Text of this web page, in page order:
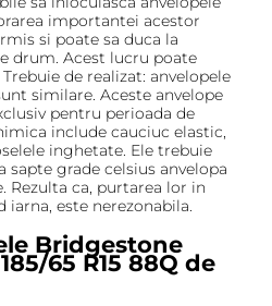
importantei acestor
si poate sa duca la
drum. Acest lucru poate
de realizat: anvelopele
similare. Aceste anvelope
pentru perioada de
include cauciuc elastic,
inghetate. Ele trebuie
sapte grade celsius anvelopa
Rezulta ca, purtarea lor in
iarna, este nerezonabila.
Bridgestone
65 R15 88Q de